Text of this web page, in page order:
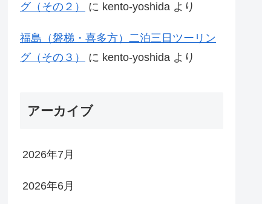
グ（その２）
に kento-yoshida より
福島（磐梯・喜多方）二泊三日ツーリン
グ（その３）
に kento-yoshida より
アーカイブ
2026年7月
2026年6月